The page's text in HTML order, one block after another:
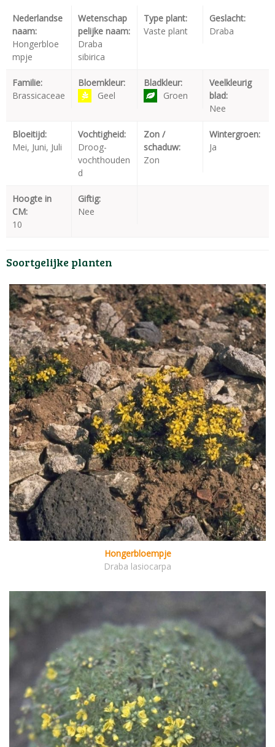
Nederlandse
naam:
Hongerbloe
mpje
Wetenschap
pelijke naam:
Draba
sibirica
Type plant:
Vaste plant
Geslacht:
Draba
Familie:
Brassicaceae
Bloemkleur:
Geel
Bladkleur:
Groen
Veelkleurig
blad:
Nee
Bloeitijd:
Mei, Juni, Juli
Vochtigheid:
Droog-
vochthouden
d
Zon /
schaduw:
Zon
Wintergroen:
Ja
Hoogte in
CM:
10
Giftig:
Nee
Soortgelijke planten
Hongerbloempje
Draba lasiocarpa